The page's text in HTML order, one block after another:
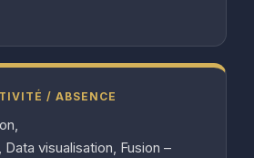
/ ABSENCE
Data visualisation, Fusion –